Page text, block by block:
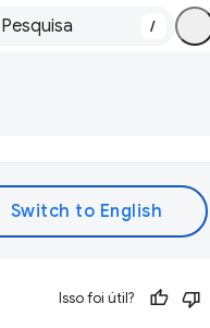
/
Isso foi útil?